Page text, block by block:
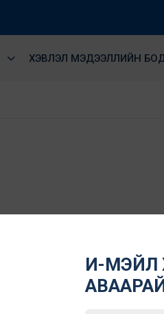
ХЭВЛЭЛ МЭДЭЭЛЛИЙН
И-МЭЙЛ